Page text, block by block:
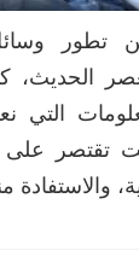
وسائل
التي
تقتصر على
والاستفادة